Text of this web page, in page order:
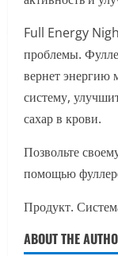
Full Energy
проблемы.
вернет энергию
систему,
сахар в крови.
Позвольте
помощью
Продукт.
ABOUT THE